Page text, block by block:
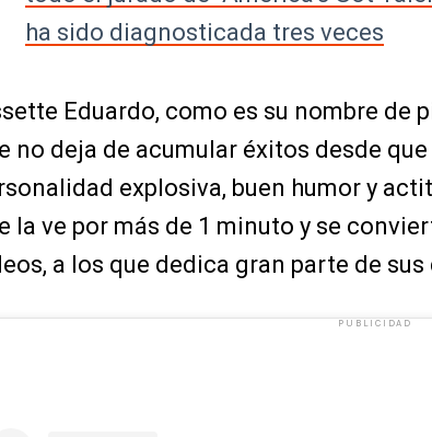
ha sido diagnosticada tres veces
Eduardo, como es su nombre de
no deja de acumular éxitos desde
explosiva, buen humor y
la ve por más de 1 minuto y se
a los que dedica gran parte de sus
PUBLICIDAD